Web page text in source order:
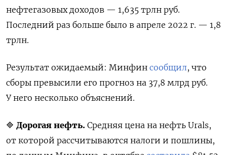
нефтегазовых доходов — 1,635 трлн руб.
Последний раз больше было в апреле 2022 г. — 1,8
трлн.
Результат ожидаемый: Минфин сообщил, что
сборы превысили его прогноз на 37,8 млрд руб.
У него несколько объяснений.
🔷 Дорогая нефть. Средняя цена на нефть Urals,
от которой рассчитываются налоги и пошлины,